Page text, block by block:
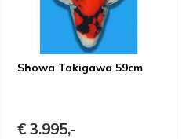
Showa Takigawa 59cm
€ 3.995,-